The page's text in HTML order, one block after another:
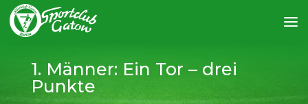
1. Männer: Ein Tor – drei
Punkte